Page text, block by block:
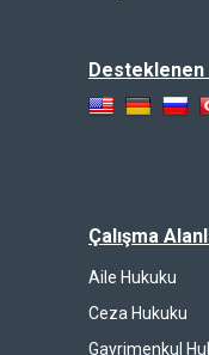
Desteklenen
Çalışma
Aile Hukuku
Ceza Hukuku
Gayrimenkul